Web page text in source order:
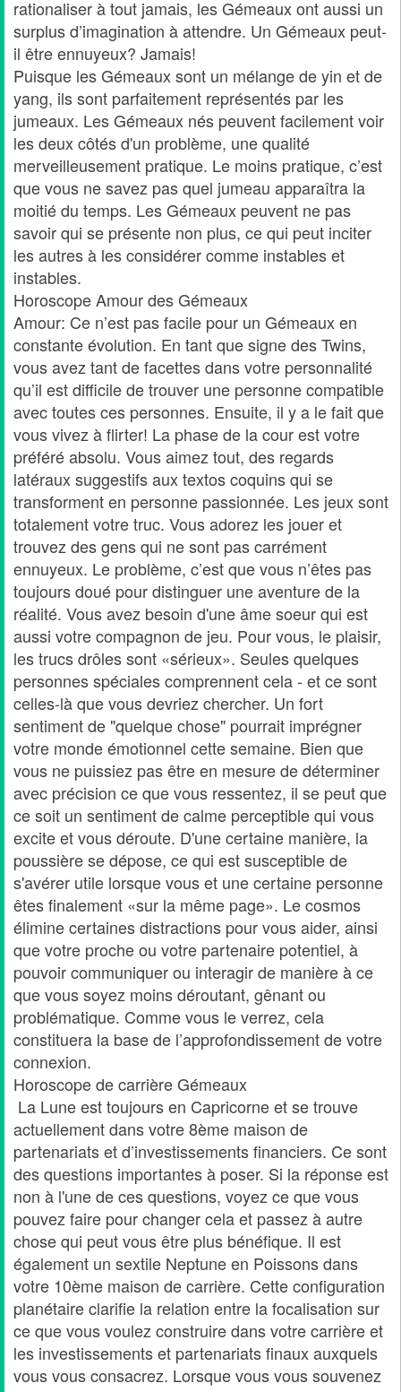
rationaliser à tout jamais, les Gémeaux ont aussi un
surplus d’imagination à attendre. Un Gémeaux peut-
il être ennuyeux? Jamais!
Puisque les Gémeaux sont un mélange de yin et de
yang, ils sont parfaitement représentés par les
jumeaux. Les Gémeaux nés peuvent facilement voir
les deux côtés d'un problème, une qualité
merveilleusement pratique. Le moins pratique, c’est
que vous ne savez pas quel jumeau apparaîtra la
moitié du temps. Les Gémeaux peuvent ne pas
savoir qui se présente non plus, ce qui peut inciter
les autres à les considérer comme instables et
instables.
Horoscope Amour des Gémeaux
Amour: Ce n’est pas facile pour un Gémeaux en
constante évolution. En tant que signe des Twins,
vous avez tant de facettes dans votre personnalité
qu’il est difficile de trouver une personne compatible
avec toutes ces personnes. Ensuite, il y a le fait que
vous vivez à flirter! La phase de la cour est votre
préféré absolu. Vous aimez tout, des regards
latéraux suggestifs aux textos coquins qui se
transforment en personne passionnée. Les jeux sont
totalement votre truc. Vous adorez les jouer et
trouvez des gens qui ne sont pas carrément
ennuyeux. Le problème, c’est que vous n’êtes pas
toujours doué pour distinguer une aventure de la
réalité. Vous avez besoin d'une âme soeur qui est
aussi votre compagnon de jeu. Pour vous, le plaisir,
les trucs drôles sont «sérieux». Seules quelques
personnes spéciales comprennent cela - et ce sont
celles-là que vous devriez chercher. Un fort
sentiment de "quelque chose" pourrait imprégner
votre monde émotionnel cette semaine. Bien que
vous ne puissiez pas être en mesure de déterminer
avec précision ce que vous ressentez, il se peut que
ce soit un sentiment de calme perceptible qui vous
excite et vous déroute. D'une certaine manière, la
poussière se dépose, ce qui est susceptible de
s'avérer utile lorsque vous et une certaine personne
êtes finalement «sur la même page». Le cosmos
élimine certaines distractions pour vous aider, ainsi
que votre proche ou votre partenaire potentiel, à
pouvoir communiquer ou interagir de manière à ce
que vous soyez moins déroutant, gênant ou
problématique. Comme vous le verrez, cela
constituera la base de l’approfondissement de votre
connexion.
Horoscope de carrière Gémeaux
La Lune est toujours en Capricorne et se trouve
actuellement dans votre 8ème maison de
partenariats et d’investissements financiers. Ce sont
des questions importantes à poser. Si la réponse est
non à l'une de ces questions, voyez ce que vous
pouvez faire pour changer cela et passez à autre
chose qui peut vous être plus bénéfique. Il est
également un sextile Neptune en Poissons dans
votre 10ème maison de carrière. Cette configuration
planétaire clarifie la relation entre la focalisation sur
ce que vous voulez construire dans votre carrière et
les investissements et partenariats finaux auxquels
vous vous consacrez. Lorsque vous vous souvenez